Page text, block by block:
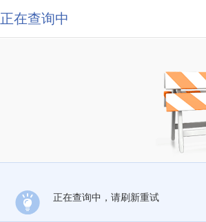
正在查询中
正在查询中，请刷新重试